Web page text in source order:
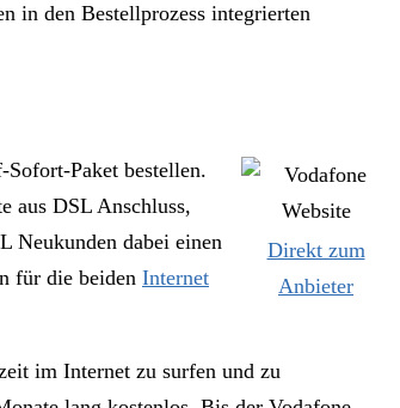
in den Bestellprozess integrierten
Direkt zum
Anbieter
Paket bestellen.
aus DSL Anschluss,
Neukunden dabei einen
für die beiden Internet
im Internet zu surfen und zu